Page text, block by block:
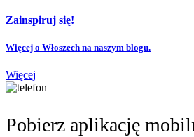
Zainspiruj się!
Więcej o Włoszech na naszym blogu.
Więcej
Pobierz aplikację